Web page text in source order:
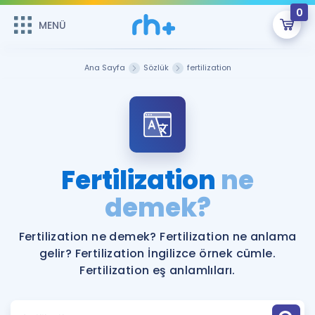
MENÜ
0
Şifremi Hatırlamıyorum
Sepetin Şu An Boş.
Remzi Hoca ile seni sınava hazırlayacak onlarca eğitim seni
bekliyor!
MENÜ
Katılımcı Görüşleri
Faydalı Araçlar
Ücretsiz Kaynaklar
İngilizce Gramer
Ana Sayfa Sözlük fertilization
Fertilization ne
demek?
Fertilization ne demek? Fertilization ne anlama
gelir? Fertilization İngilizce örnek cümle.
Fertilization eş anlamlıları.